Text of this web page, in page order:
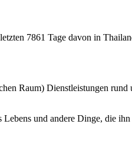
7861 Tage davon in
Raum) Dienstleistungen
und andere Dinge, die ihn